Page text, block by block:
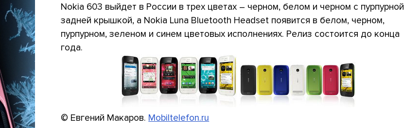
Nokia 603 выйдет в России в трех цветах – черном, белом и черном с пурпурной
задней крышкой, а Nokia Luna Bluetooth Headset появится в белом, черном,
пурпурном, зеленом и синем цветовых исполнениях. Релиз состоится до конца
года.
© Евгений Макаров. Mobiltelefon.ru